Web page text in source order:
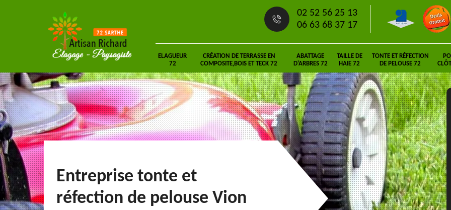
02 52 56 25 13
06 63 68 37 17
ELAGUEUR
72
CRÉATION DE TERRASSE EN
COMPOSITE,BOIS ET TECK 72
ABATTAGE
D'ARBRES 72
TAILLE DE
HAIE 72
TONTE ET RÉFECTION
DE PELOUSE 72
Entreprise tonte et
réfection de pelouse Vion